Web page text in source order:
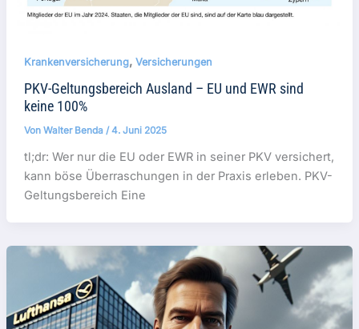
Krankenversicherung, Versicherungen
PKV-Geltungsbereich Ausland – EU und EWR sind
keine 100%
Von Walter Benda /4. Juni 2025
tl;dr: Wer nur die EU oder EWR in seiner PKV versichert,
kann böse Überraschungen in der Praxis erleben. PKV-
Geltungsbereich Eine